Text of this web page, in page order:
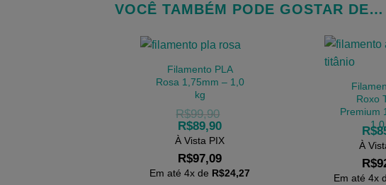
VOCÊ TAMBÉM PODE GOSTAR DE…
Filamento PLA
Rosa 1,75mm – 1,0
kg
R$99,90
R$89,90
À Vista PIX
R$97,09
Em até 4x de R$24,27
Roxo
Premium
R$
À
R$
Em até 4x